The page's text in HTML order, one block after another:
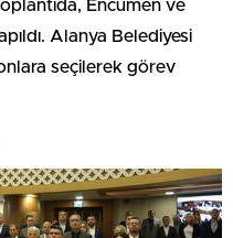
Encümen ve
Alanya Belediyesi
seçilerek görev